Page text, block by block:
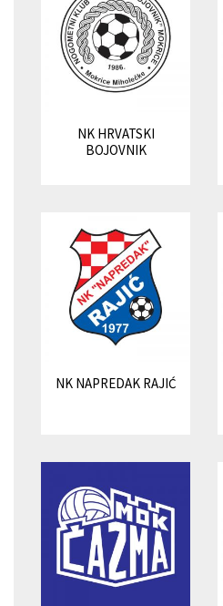
NK HRVATSKI
BOJOVNIK
NK NAPREDAK RAJIĆ